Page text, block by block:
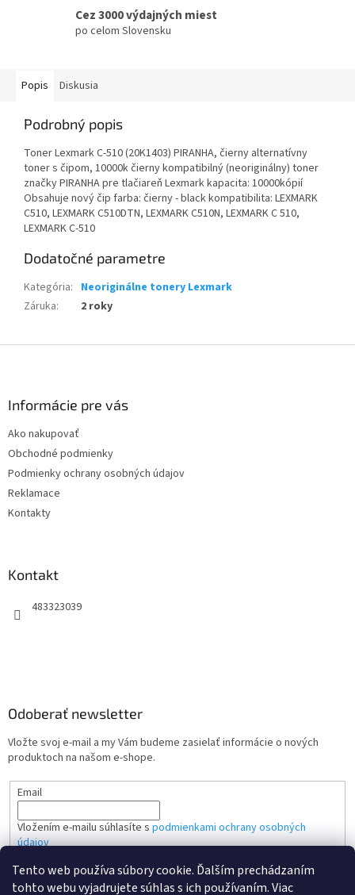
Tento web používa súbory cookie. Ďalším prechádzaním
tohto webu vyjadrujete súhlas s ich používaním. Viac
Cez 3000 výdajných miest
po celom Slovensku
Popis Diskusia
Podrobný popis
Toner Lexmark C-510 (20K1403) PIRANHA, čierny alternatívny
toner s čipom, 10000k čierny kompatibilný (neoriginálny) toner
značky PIRANHA pre tlačiareň Lexmark kapacita: 10000kópií
Obsahuje nový čip farba: čierny - black kompatibilita: LEXMARK
C510, LEXMARK C510DTN, LEXMARK C510N, LEXMARK C 510,
LEXMARK C-510
Dodatočné parametre
Kategória: Neoriginálne tonery Lexmark
Záruka: 2 roky
Informácie pre vás
Ako nakupovať
Obchodné podmienky
Podmienky ochrany osobných údajov
Reklamace
Kontakty
Kontakt
483323039
Odoberať newsletter
Vložte svoj e-mail a my Vám budeme zasielať informácie o nových
produktoch na našom e-shope.
Email
Vložením e-mailu súhlasíte s podmienkami ochrany osobných
údajov
PRIHLÁSIŤ SA